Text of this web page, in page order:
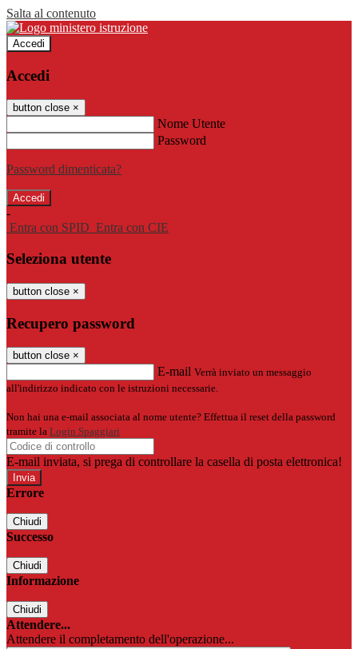
Salta al contenuto
Accedi
Accedi
button close ×
Nome Utente
Password
Password dimenticata?
-
Entra con SPID Entra con CIE
Seleziona utente
button close ×
Recupero password
button close ×
E-mail Verrà inviato un messaggio
all'indirizzo indicato con le istruzioni necessarie.
Non hai una e-mail associata al nome utente? Effettua il reset della password
tramite la Login Spaggiari
E-mail inviata, si prega di controllare la casella di posta elettronica!
Errore
Chiudi
Successo
Chiudi
Informazione
Chiudi
Attendere...
Attendere il completamento dell'operazione...